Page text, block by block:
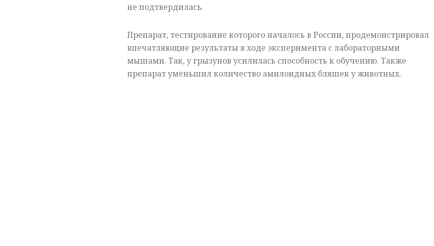
не подтвердилась.
Препарат, тестирование которого началось в России, продемонстрировал
впечатляющие результаты в ходе эксперимента с лабораторными
мышами. Так, у грызунов усилилась способность к обучению. Также
препарат уменьшил количество амилоидных бляшек у животных.